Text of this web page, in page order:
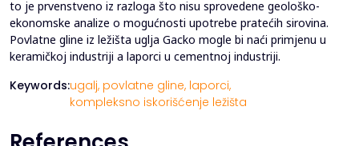
to je prvenstveno iz razloga što nisu sprovedene geološko-
ekonomske analize o mogućnosti upotrebe pratećih sirovina.
Povlatne gline iz ležišta uglja Gacko mogle bi naći primjenu u
keramičkoj industriji a laporci u cementnoj industriji.
Keywords:ugalj, povlatne gline, laporci,
kompleksno iskorišćenje ležišta